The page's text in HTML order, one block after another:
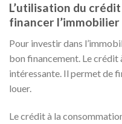
L’utilisation du
financer
Pour investir dans
bon financement. Le crédit
intéressante. Il permet de
louer.
Le crédit à la